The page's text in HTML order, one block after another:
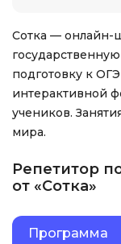
Сотка — онлайн-
подготовку к
интерактивной
учеников.
мира.
Репетитор
от «Сотка»
Программа